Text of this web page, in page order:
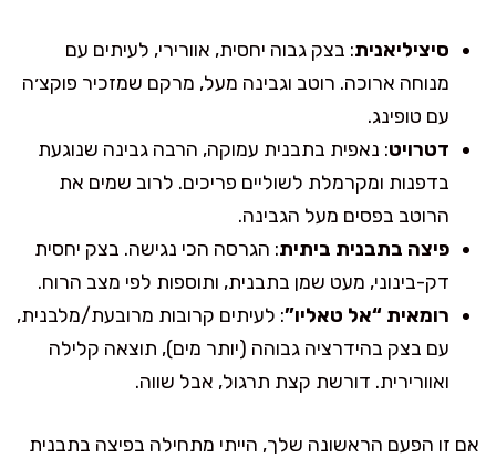
סיציליאנית: בצק גבוה יחסית, אוורירי, לעיתים עם
מנוחה ארוכה. רוטב וגבינה מעל, מרקם שמזכיר פוקצ׳ה
עם טופינג.
דטרויט: נאפית בתבנית עמוקה, הרבה גבינה שנוגעת
בדפנות ומקרמלת לשוליים פריכים. לרוב שמים את
הרוטב בפסים מעל הגבינה.
פיצה בתבנית ביתית: הגרסה הכי נגישה. בצק יחסית
דק-בינוני, מעט שמן בתבנית, ותוספות לפי מצב הרוח.
רומאית “אל טאליו”: לעיתים קרובות מרובעת/מלבנית,
עם בצק בהידרציה גבוהה (יותר מים), תוצאה קלילה
ואוורירית. דורשת קצת תרגול, אבל שווה.
אם זו הפעם הראשונה שלך, הייתי מתחילה בפיצה בתבנית